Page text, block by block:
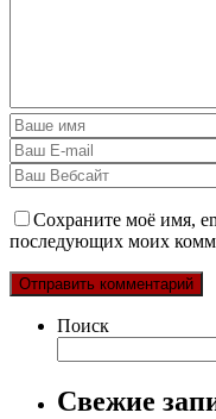
Сохраните моё имя,
последующих моих
Поиск
Свежие